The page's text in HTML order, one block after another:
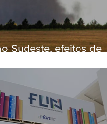
Sudeste, efeitos de
na população